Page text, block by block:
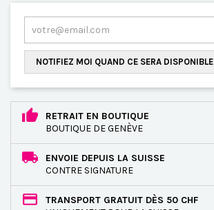
NOTIFIEZ MOI QUAND CE SERA DISPONIBLE
RETRAIT EN BOUTIQUE
BOUTIQUE DE GENÈVE
ENVOIE DEPUIS LA SUISSE
CONTRE SIGNATURE
TRANSPORT GRATUIT DÈS 50 CHF